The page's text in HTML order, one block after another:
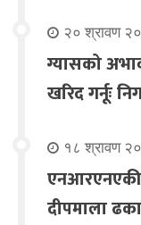
२० श्रावण
ग्यासको
खरिद गर्नूः
१८ श्रावण
दीपमाला